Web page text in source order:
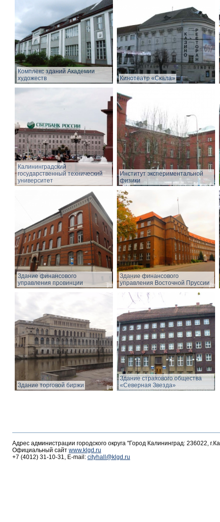
Комплекс зданий Академии
художеств
Кинотеатр «Скала»
Калининградский
государственный технический
университет
Институт экспериментальной
физики
Здание финансового
управления провинции
Здание финансового
управления Восточной Пруссии
Здание торговой биржи
Здание страхового общества
«Северная Звезда»
Адрес администрации городского округа "Город Калининград: 236022,
Официальный сайт www.klgd.ru
+7 (4012) 31-10-31, E-mail: cityhall@klgd.ru